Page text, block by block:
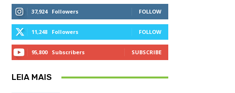
37,924 Followers FOLLOW
11,248 Followers FOLLOW
95,800 Subscribers SUBSCRIBE
LEIA MAIS